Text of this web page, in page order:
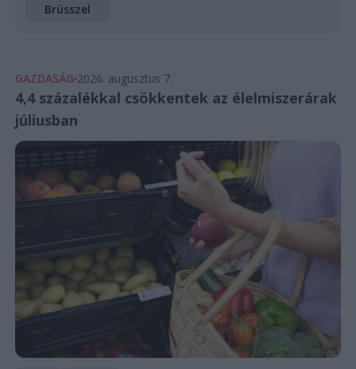
Brüsszel
GAZDASÁG 2026. augusztus 7.
4,4 százalékkal csökkentek az élelmiszerárak
júliusban